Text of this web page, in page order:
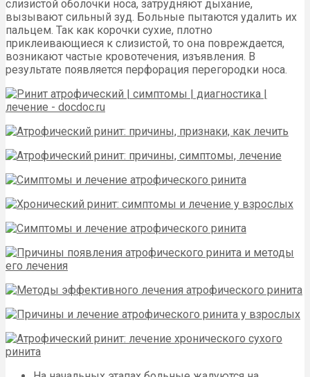
слизистой оболочки носа, затрудняют дыхание,
вызывают сильный зуд. Больные пытаются удалить их
пальцем. Так как корочки сухие, плотно
приклеивающиеся к слизистой, то она повреждается,
возникают частые кровотечения, изъявления. В
результате появляется перфорация перегородки носа.